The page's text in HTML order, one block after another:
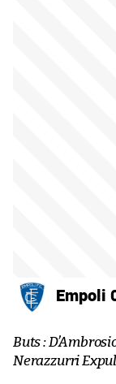
Empoli
Buts :
Nerazzurri